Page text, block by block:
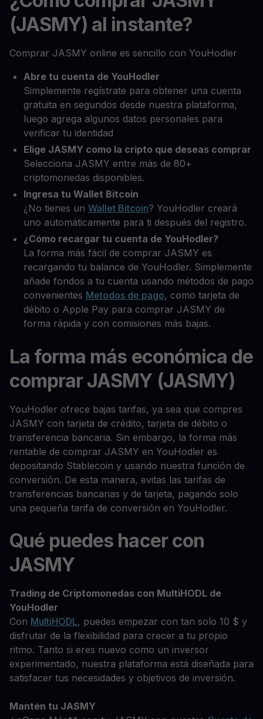
(JASMY) al instante?
Comprar JASMY online es sencillo con YouHodler
Abre tu cuenta de YouHodler
Simplemente regístrate para obtener una cuenta
gratuita en segundos desde nuestra plataforma,
luego agrega algunos datos personales para
verificar tu identidad
Elige JASMY como la cripto que deseas comprar
Selecciona JASMY entre más de 80+
criptomonedas disponibles.
Ingresa tu Wallet Bitcoin
¿No tienes un Wallet Bitcoin? YouHodler creará
uno automáticamente para ti después del registro.
¿Cómo recargar tu cuenta de YouHodler?
La forma más fácil de comprar JASMY es
recargando tu balance de YouHodler. Simplemente
añade fondos a tu cuenta usando métodos de pago
convenientes Metodos de pago, como tarjeta de
débito o Apple Pay para comprar JASMY de
forma rápida y con comisiones más bajas.
La forma más económica de
comprar JASMY (JASMY)
YouHodler ofrece bajas tarifas, ya sea que compres
JASMY con tarjeta de crédito, tarjeta de débito o
transferencia bancaria. Sin embargo, la forma más
rentable de comprar JASMY en YouHodler es
depositando Stablecoin y usando nuestra función de
conversión. De esta manera, evitas las tarifas de
transferencias bancarias y de tarjeta, pagando solo
una pequeña tarifa de conversión en YouHodler.
Qué puedes hacer con
JASMY
Trading de Criptomonedas con MultiHODL de
YouHodler
Con MultiHODL, puedes empezar con tan solo 10 $ y
disfrutar de la flexibilidad para crecer a tu propio
ritmo. Tanto si eres nuevo como un inversor
experimentado, nuestra plataforma está diseñada para
satisfacer tus necesidades y objetivos de inversión.
Mantén tu JASMY